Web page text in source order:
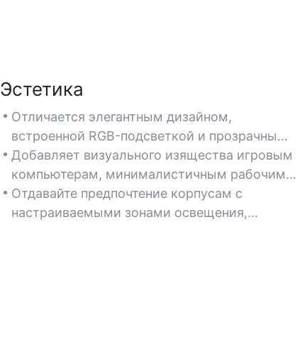
Эстетика
Отличается элегантным дизайном,
встроенной RGB-подсветкой и прозрачными
боковыми панелями для демонстрации
внутренних компонентов.
Добавляет визуального изящества игровым
компьютерам, минималистичным рабочим
станциям или сборкам в ретро-стиле.
Отдавайте предпочтение корпусам с
настраиваемыми зонами освещения,